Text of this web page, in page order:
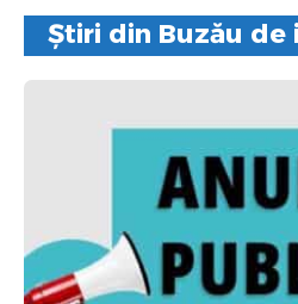
Știri din Buzău de